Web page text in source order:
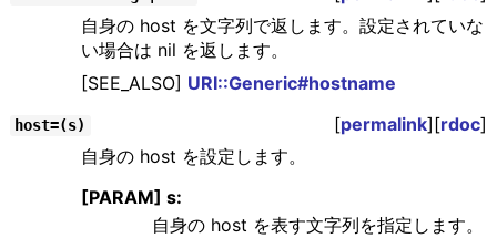
自身の host を文字列で返します。設定されていな
い場合は nil を返します。
[SEE_ALSO] URI::Generic#hostname
host=(s) [permalink][rdoc]
自身の host を設定します。
[PARAM] s:
自身の host を表す文字列を指定します。